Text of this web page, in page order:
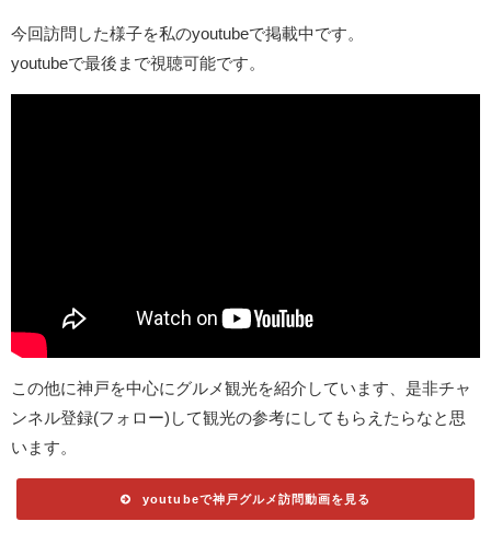
今回訪問した様子を私のyoutubeで掲載中です。
youtubeで最後まで視聴可能です。
この他に神戸を中心にグルメ観光を紹介しています、是非チャ
ンネル登録(フォロー)して観光の参考にしてもらえたらなと思
います。
youtubeで神戸グルメ訪問動画を見る